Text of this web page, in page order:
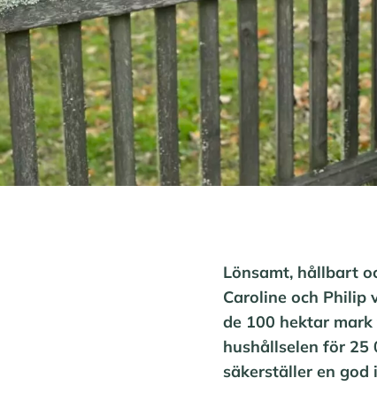
Lönsamt, hållbart
Caroline och Philip
de 100 hektar
hushållselen för
säkerställer en